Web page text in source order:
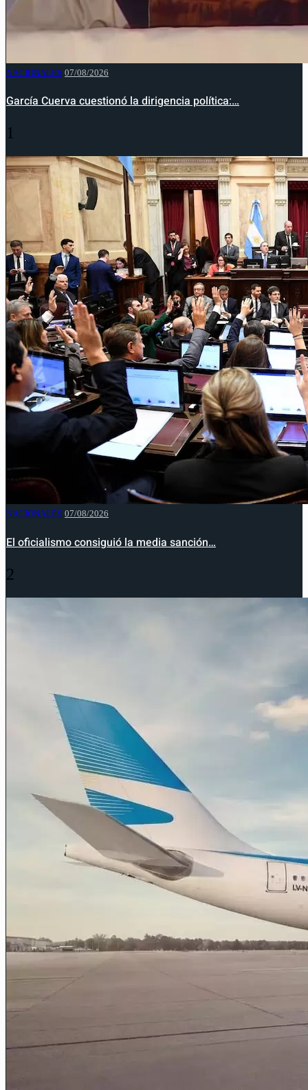
NACIONALES 07/08/2026
García Cuerva cuestionó la dirigencia política:…
1
NACIONALES 07/08/2026
El oficialismo consiguió la media sanción…
2